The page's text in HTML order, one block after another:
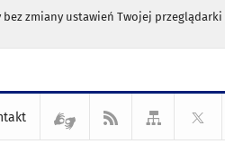
zmiany ustawień Twojej